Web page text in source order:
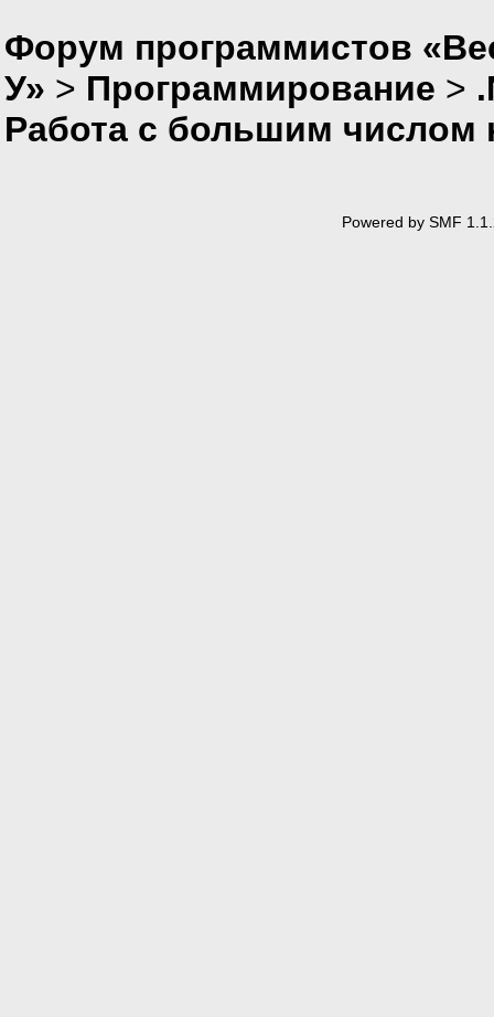
Форум программистов
У» > Программирование >
Работа с большим числом
Powered by SMF